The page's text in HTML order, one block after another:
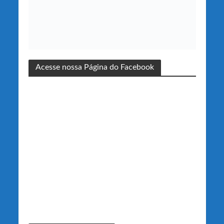
Acesse nossa Página do Facebook